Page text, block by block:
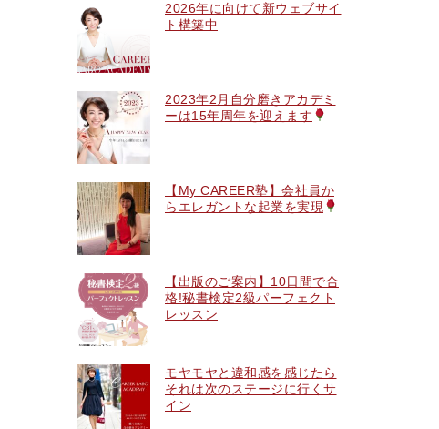
2026年に向けて新ウェブサイ
ト構築中
2023年2月自分磨きアカデミ
ーは15年周年を迎えます
【My CAREER塾】会社員か
らエレガントな起業を実現
【出版のご案内】10日間で合
格!秘書検定2級パーフェクト
レッスン
モヤモヤと違和感を感じたら
それは次のステージに行くサ
イン